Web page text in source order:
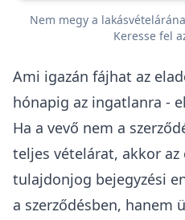
Nem megy a
Keresse fel
Ami igazán fájhat az
hónapig az ingatlanra -
Ha a vevő nem a
teljes vételárat, akkor az
tulajdonjog bejegyzési
a szerződésben, hanem